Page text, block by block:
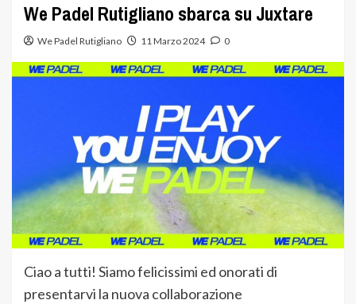
We Padel Rutigliano sbarca su Juxtare
We Padel Rutigliano 11 Marzo 2024 0
Ciao a tutti! Siamo felicissimi ed onorati di
presentarvi la nuova collaborazione